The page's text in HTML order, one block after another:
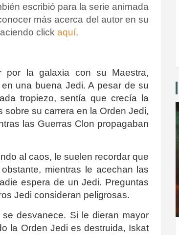
escribió para la serie animada
más acerca del autor en su
click aquí.
por la galaxia con su Maestra,
una buena Jedi. A pesar de su
tropiezo, sentía que crecía la
su carrera en la Orden Jedi,
las Guerras Clon propagaban
al caos, le suelen recordar que
mientras le acechan las
espera de un Jedi. Preguntas
Jedi consideran peligrosas.
desvanece. Si le dieran mayor
la Orden Jedi es destruida, Iskat